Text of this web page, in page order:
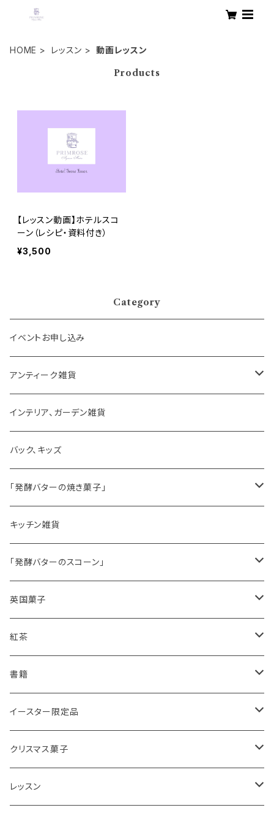
HOME レッスン 動画レッスン
Products
【レッスン動画】ホテルスコ
ーン（レシピ・資料付き）
¥3,500
Category
イベントお申し込み
アンティーク雑貨
ゼリーモールド
コンポート
ハマースレイ
インテリア、ガーデン雑貨
バック、キッズ
「発酵バターの焼き菓子」
バターサンドクッキー
シードケーキ
レモンドリズルケーキ
オーガニックラベンダー
ルバーブ
アールグレイ
いちご
キッチン雑貨
「発酵バターのスコーン」
プレーンスコーン
スコーンギフト
スコーンと紅茶のギフト
アールグレイティースコーン
チーズスコーン
オーガニックラベンダー
抹茶と小豆
栗のスコーン
英国菓子
レモンドリズルケーキ
バナナブレッド
ウエリッシュケーキ
ヴィクトリアサンドイッチケーキ
オレンジとポピーシードのケーキ
紅茶
アールグレイ
リーフ
ティーバッグ
セイロンティー
ディンブラ
ウバ
紅茶ギフト
紅茶・お菓子ギフト
薔薇の紅茶
書籍
インテリア
紅茶缶
本
イースター限定品
ビスケット・クッキー
アイシングクッキー
クリスマス菓子
ミンスパイ
レッスン